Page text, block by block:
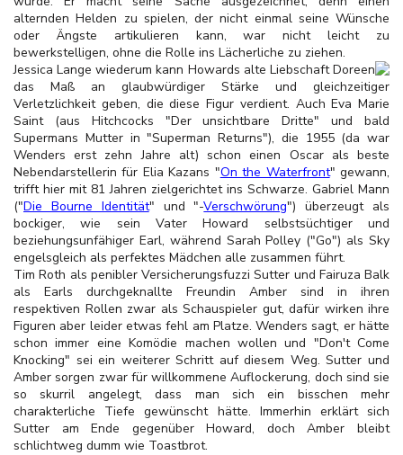
alternden Helden zu spielen, der nicht einmal seine Wünsche
oder Ängste artikulieren kann, war nicht leicht zu
bewerkstelligen, ohne die Rolle ins Lächerliche zu ziehen.
Jessica Lange wiederum kann Howards alte Liebschaft Doreen
das Maß an glaubwürdiger Stärke und gleichzeitiger
Verletzlichkeit geben, die diese Figur verdient. Auch Eva Marie
Saint (aus Hitchcocks "Der unsichtbare Dritte" und bald
Supermans Mutter in "Superman Returns"), die 1955 (da war
Wenders erst zehn Jahre alt) schon einen Oscar als beste
Nebendarstellerin für Elia Kazans "On the Waterfront" gewann,
trifft hier mit 81 Jahren zielgerichtet ins Schwarze. Gabriel Mann
("Die Bourne Identität" und "-Verschwörung") überzeugt als
bockiger, wie sein Vater Howard selbstsüchtiger und
beziehungsunfähiger Earl, während Sarah Polley ("Go") als Sky
engelsgleich als perfektes Mädchen alle zusammen führt.
Tim Roth als penibler Versicherungsfuzzi Sutter und Fairuza Balk
als Earls durchgeknallte Freundin Amber sind in ihren
respektiven Rollen zwar als Schauspieler gut, dafür wirken ihre
Figuren aber leider etwas fehl am Platze. Wenders sagt, er hätte
schon immer eine Komödie machen wollen und "Don't Come
Knocking" sei ein weiterer Schritt auf diesem Weg. Sutter und
Amber sorgen zwar für willkommene Auflockerung, doch sind sie
so skurril angelegt, dass man sich ein bisschen mehr
charakterliche Tiefe gewünscht hätte. Immerhin erklärt sich
Sutter am Ende gegenüber Howard, doch Amber bleibt
schlichtweg dumm wie Toastbrot.